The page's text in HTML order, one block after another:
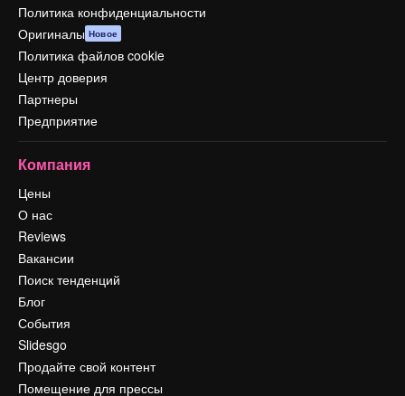
Политика конфиденциальности
Оригиналы Новое
Политика файлов cookie
Центр доверия
Партнеры
Предприятие
Компания
Цены
О нас
Reviews
Вакансии
Поиск тенденций
Блог
События
Slidesgo
Продайте свой контент
Помещение для прессы